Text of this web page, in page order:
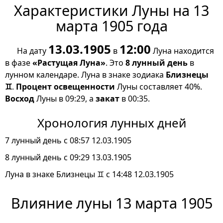
Характеристики Луны на 13
марта 1905 года
На дату 13.03.1905 в 12:00 Луна находится
в фазе«Растущая Луна». Это 8 лунный день в
лунном календаре. Луна в знаке зодиака Близнецы
♊. Процент освещенности Луны составляет 40%.
ВосходЛуны в 09:29, а закат в 00:35.
Хронология лунных дней
7 лунный день с 08:57 12.03.1905
8 лунный день с 09:29 13.03.1905
Луна в знаке Близнецы ♊ с 14:48 12.03.1905
Влияние луны 13 марта 1905